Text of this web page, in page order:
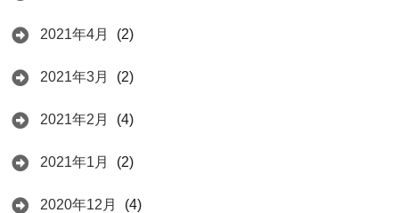
2021年4月 (2)
2021年3月 (2)
2021年2月 (4)
2021年1月 (2)
2020年12月 (4)